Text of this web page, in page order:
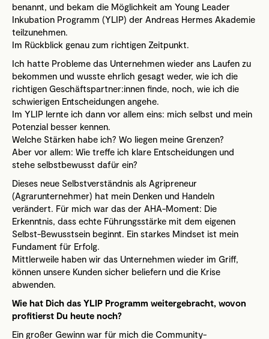
benannt, und bekam die Möglichkeit am Young Leader
Inkubation Programm (YLIP) der Andreas Hermes Akademie
teilzunehmen.
Im Rückblick genau zum richtigen Zeitpunkt.
Ich hatte Probleme das Unternehmen wieder ans Laufen zu
bekommen und wusste ehrlich gesagt weder, wie ich die
richtigen Geschäftspartner:innen finde, noch, wie ich die
schwierigen Entscheidungen angehe.
Im YLIP lernte ich dann vor allem eins: mich selbst und mein
Potenzial besser kennen.
Welche Stärken habe ich? Wo liegen meine Grenzen?
Aber vor allem: Wie treffe ich klare Entscheidungen und
stehe selbstbewusst dafür ein?
Dieses neue Selbstverständnis als Agripreneur
(Agrarunternehmer) hat mein Denken und Handeln
verändert. Für mich war das der AHA-Moment: Die
Erkenntnis, dass echte Führungsstärke mit dem eigenen
Selbst-Bewusstsein beginnt. Ein starkes Mindset ist mein
Fundament für Erfolg.
Mittlerweile haben wir das Unternehmen wieder im Griff,
können unsere Kunden sicher beliefern und die Krise
abwenden.
Wie hat Dich das YLIP Programm weitergebracht, wovon
profitierst Du heute noch?
Ein großer Gewinn war für mich die Community-